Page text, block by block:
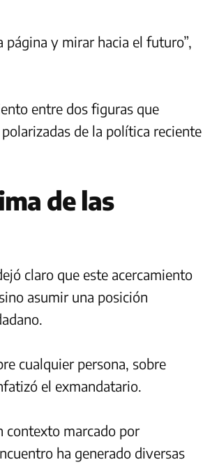
página y mirar hacia el futuro”,
entre dos figuras que
de la política reciente
de las
claro que este acercamiento
asumir una posición
cualquier persona, sobre
el exmandatario.
contexto marcado por
ha generado diversas